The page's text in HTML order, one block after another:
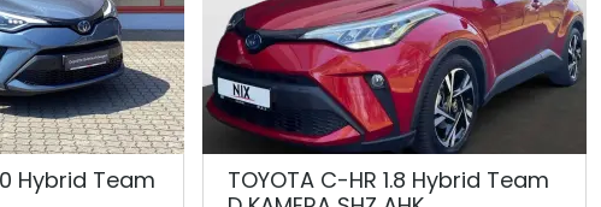
Hybrid Team
TOYOTA C-HR 1.8 Hybrid Team